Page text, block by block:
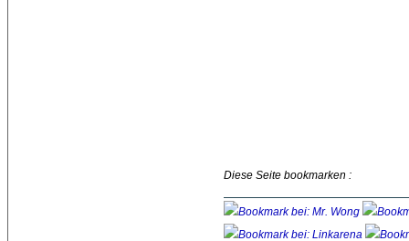
Diese Seite bookmarken :